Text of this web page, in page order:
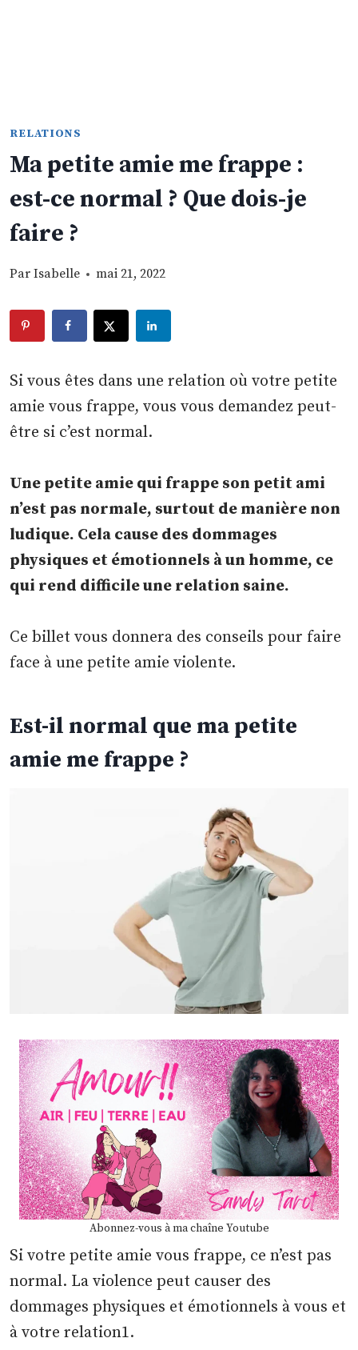
RELATIONS
Ma petite amie me frappe :
est-ce normal ? Que dois-je
faire ?
Par Isabelle mai 21, 2022
Si vous êtes dans une relation où votre petite
amie vous frappe, vous vous demandez peut-
être si c’est normal.
Une petite amie qui frappe son petit ami
n’est pas normale, surtout de manière non
ludique. Cela cause des dommages
physiques et émotionnels à un homme, ce
qui rend difficile une relation saine.
Ce billet vous donnera des conseils pour faire
face à une petite amie violente.
Est-il normal que ma petite
amie me frappe ?
Abonnez-vous à ma chaîne Youtube
Si votre petite amie vous frappe, ce n’est pas
normal. La violence peut causer des
dommages physiques et émotionnels à vous et
à votre relation1.